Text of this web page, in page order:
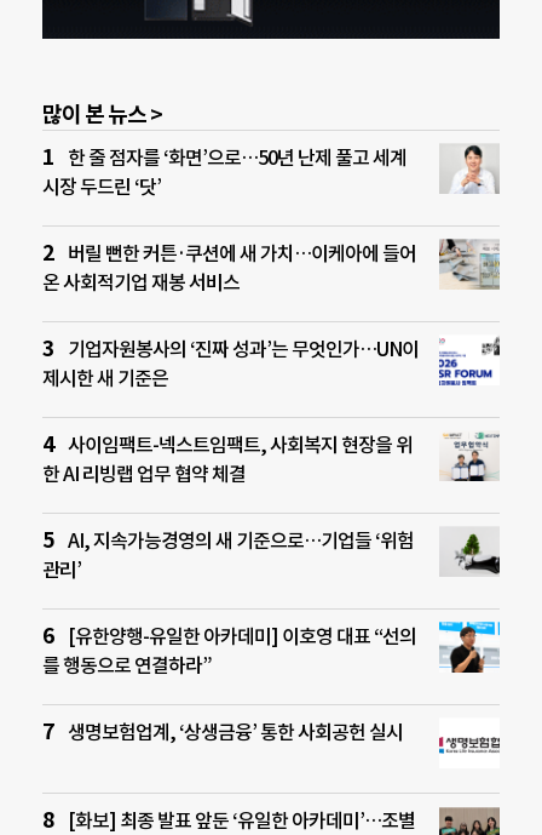
많이 본 뉴스 >
한 줄 점자를 ‘화면’으로…50년 난제 풀고 세계
시장 두드린 ‘닷’
버릴 뻔한 커튼·쿠션에 새 가치…이케아에 들어
온 사회적기업 재봉 서비스
기업자원봉사의 ‘진짜 성과’는 무엇인가…UN이
제시한 새 기준은
사이임팩트-넥스트임팩트, 사회복지 현장을 위
한 AI 리빙랩 업무 협약 체결
AI, 지속가능경영의 새 기준으로…기업들 ‘위험
관리’
[유한양행-유일한 아카데미] 이호영 대표 “선의
를 행동으로 연결하라”
생명보험업계, ‘상생금융’ 통한 사회공헌 실시
[화보] 최종 발표 앞둔 ‘유일한 아카데미’…조별